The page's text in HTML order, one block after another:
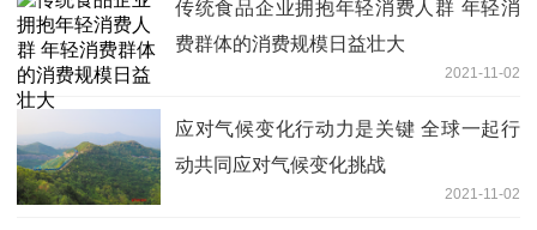
传统食品企业拥抱年轻消费人群 年轻消
费群体的消费规模日益壮大
2021-11-02
应对气候变化行动力是关键 全球一起行
动共同应对气候变化挑战
2021-11-02